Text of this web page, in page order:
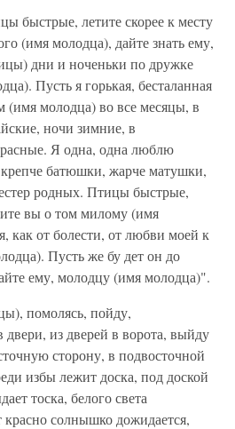
быстрые, летите скорее к месту
(имя молодца), дайте знать ему,
дни и ноченьки по дружке
Пусть я горькая, бесталанная
(имя молодца) во все месяцы, в
ночи зимние, в
Я одна, одна люблю
батюшки, жарче матушки,
родных. Птицы быстрые,
вы о том милому (имя
как от болести, от любви моей к
Пусть же бу дет он до
ему, молодцу (имя молодца)".
помолясь, пойду,
двери, из дверей в ворота, выйду
сторону, в подвосточной
избы лежит доска, под доской
тоска, белого света
красно солнышко дожидается,